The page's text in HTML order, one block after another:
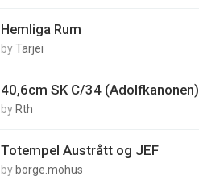
Hemliga Rum
byTarjei
40,6cm SK C/34 (Adolfkanonen)
by Rth
Totempel Austrått og JEF
by borge.mohus